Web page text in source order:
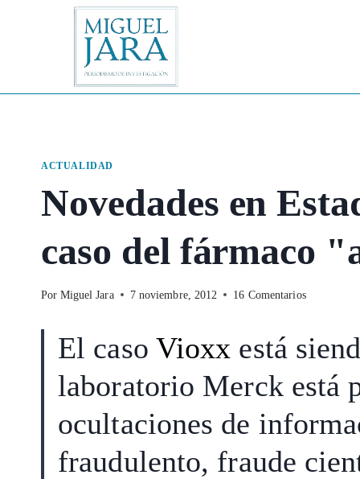
ACTUALIDAD
Novedades en
caso del fármaco
Por Miguel Jara 7 noviembre, 2012 16 Comentarios
El caso Vioxx está
laboratorio Merck está
ocultaciones de
fraudulento, fraude